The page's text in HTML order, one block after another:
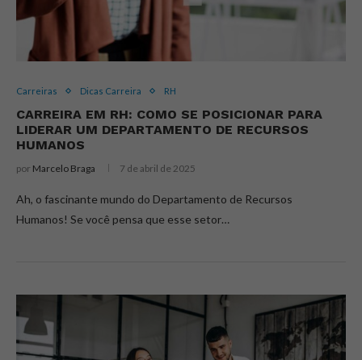
Carreiras Dicas Carreira RH
CARREIRA EM RH: COMO SE POSICIONAR PARA
LIDERAR UM DEPARTAMENTO DE RECURSOS
HUMANOS
por Marcelo Braga 7 de abril de 2025
Ah, o fascinante mundo do Departamento de Recursos
Humanos! Se você pensa que esse setor…